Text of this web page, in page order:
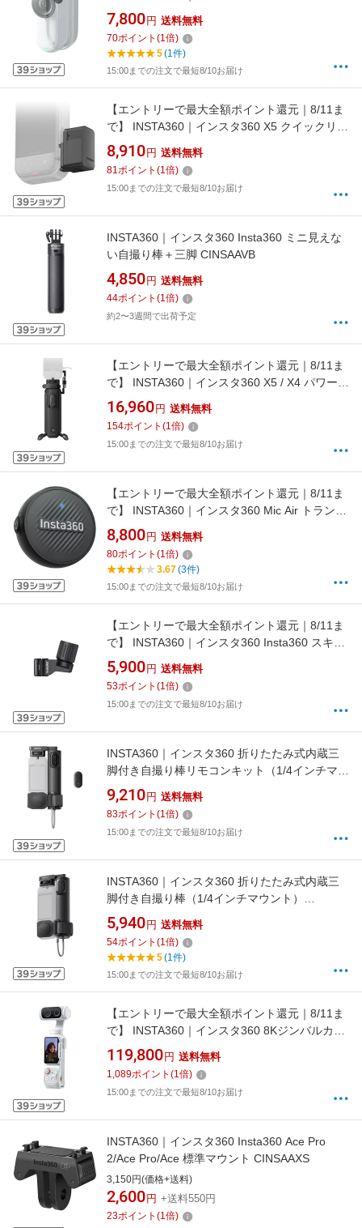
3/GO 3S クイックリーダー CINSBATE
7,800 円 送料無料
70ポイント (1倍)
5(1件)
15:00までの注文で最短8/10お届け
【エントリーで最大全額ポイント還元｜8/11ま
で】 INSTA360｜インスタ360 X5 クイックリー
ダー CINSBAHD
8,910 円 送料無料
81ポイント (1倍)
15:00までの注文で最短8/10お届け
INSTA360｜インスタ360 Insta360 ミニ見えな
い自撮り棒＋三脚 CINSAAVB
4,850 円 送料無料
44ポイント (1倍)
約2〜3週間で出荷予定
【エントリーで最大全額ポイント還元｜8/11ま
で】 INSTA360｜インスタ360 X5 / X4 パワーハ
ンドル CINSEAVH
16,960 円 送料無料
154ポイント (1倍)
15:00までの注文で最短8/10お届け
【エントリーで最大全額ポイント還元｜8/11ま
で】 INSTA360｜インスタ360 Mic Air トランス
ミッター ブラック CINSABWB
8,800 円 送料無料
80ポイント (1倍)
3.67(3件)
15:00までの注文で最短8/10お届け
【エントリーで最大全額ポイント還元｜8/11ま
で】 INSTA360｜インスタ360 Insta360 スキー
ストックマウント
5,900 円 送料無料
53ポイント (1倍)
15:00までの注文で最短8/10お届け
INSTA360｜インスタ360 折りたたみ式内蔵三
脚付き自撮り棒リモコンキット（1/4インチマウ
ント） CINSEAVE
9,210 円 送料無料
83ポイント (1倍)
15:00までの注文で最短8/10お届け
INSTA360｜インスタ360 折りたたみ式内蔵三
脚付き自撮り棒（1/4インチマウント）
CINSCAVU
5,940 円 送料無料
54ポイント (1倍)
5(1件)
15:00までの注文で最短8/10お届け
【エントリーで最大全額ポイント還元｜8/11ま
で】 INSTA360｜インスタ360 8Kジンバルカメ
ラ Insta360 Luna Ultra スタンダードバンドル
ステラホワイト CINSABTA-LUNAULTRA02
119,800 円 送料無料
1,089ポイント (1倍)
15:00までの注文で最短8/10お届け
INSTA360｜インスタ360 Insta360 Ace Pro
2/Ace Pro/Ace 標準マウント CINSAAXS
3,150円(価格+送料)
2,600 円 +送料550円
23ポイント (1倍)